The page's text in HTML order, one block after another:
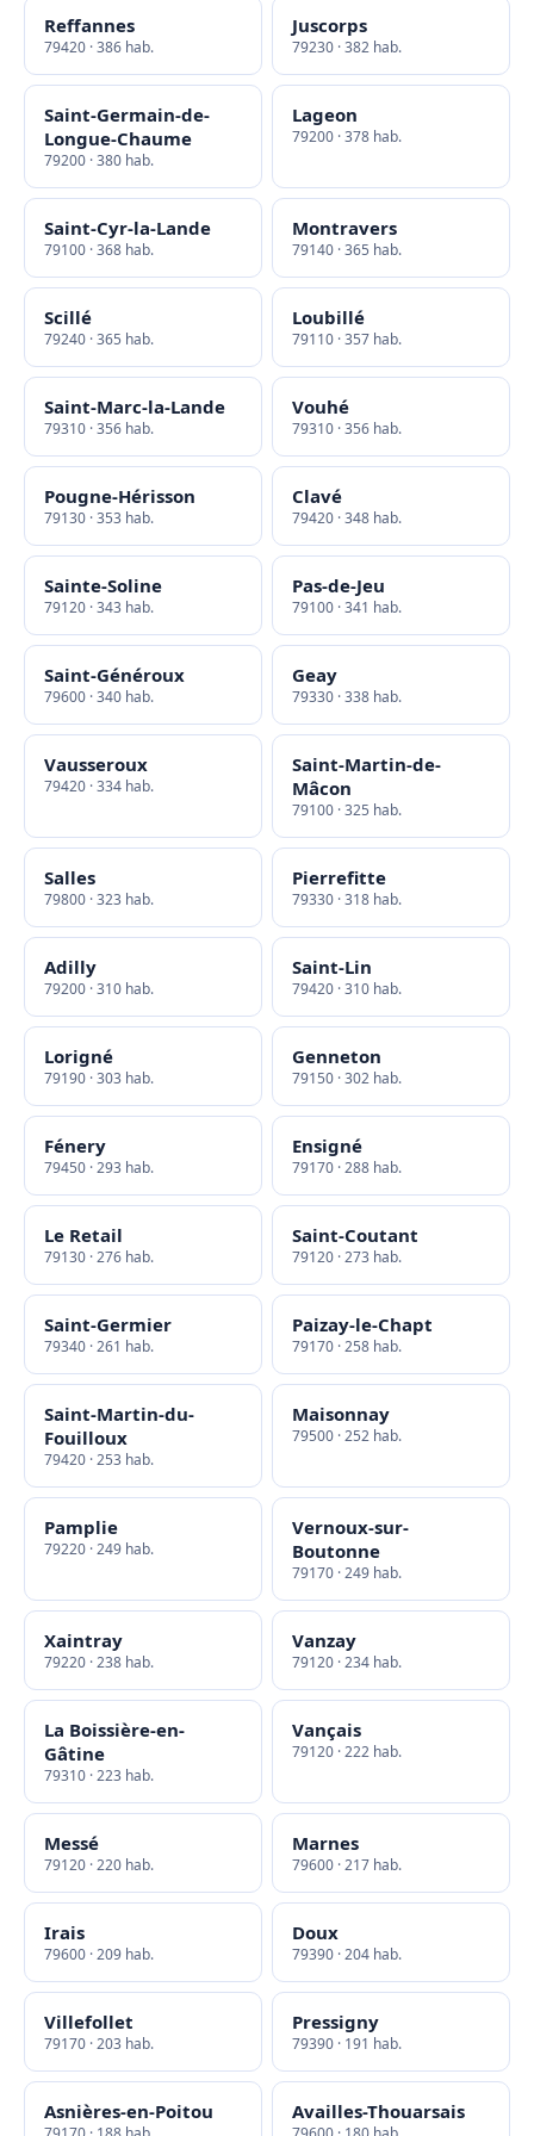
Reffannes
79420 · 386 hab.
Juscorps
79230 · 382 hab.
Saint-Germain-de-
Longue-Chaume
79200 · 380 hab.
Lageon
79200 · 378 hab.
Saint-Cyr-la-Lande
79100 · 368 hab.
Montravers
79140 · 365 hab.
Scillé
79240 · 365 hab.
Loubillé
79110 · 357 hab.
Saint-Marc-la-Lande
79310 · 356 hab.
Vouhé
79310 · 356 hab.
Pougne-Hérisson
79130 · 353 hab.
Clavé
79420 · 348 hab.
Sainte-Soline
79120 · 343 hab.
Pas-de-Jeu
79100 · 341 hab.
Saint-Généroux
79600 · 340 hab.
Geay
79330 · 338 hab.
Vausseroux
79420 · 334 hab.
Saint-Martin-de-
Mâcon
79100 · 325 hab.
Salles
79800 · 323 hab.
Pierrefitte
79330 · 318 hab.
Adilly
79200 · 310 hab.
Saint-Lin
79420 · 310 hab.
Lorigné
79190 · 303 hab.
Genneton
79150 · 302 hab.
Fénery
79450 · 293 hab.
Ensigné
79170 · 288 hab.
Le Retail
79130 · 276 hab.
Saint-Coutant
79120 · 273 hab.
Saint-Germier
79340 · 261 hab.
Paizay-le-Chapt
79170 · 258 hab.
Saint-Martin-du-
Fouilloux
79420 · 253 hab.
Maisonnay
79500 · 252 hab.
Pamplie
79220 · 249 hab.
Vernoux-sur-
Boutonne
79170 · 249 hab.
Xaintray
79220 · 238 hab.
Vanzay
79120 · 234 hab.
La Boissière-en-
Gâtine
79310 · 223 hab.
Vançais
79120 · 222 hab.
Messé
79120 · 220 hab.
Marnes
79600 · 217 hab.
Irais
79600 · 209 hab.
Doux
79390 · 204 hab.
Villefollet
79170 · 203 hab.
Pressigny
79390 · 191 hab.
Asnières-en-Poitou Availles-Thouarsais